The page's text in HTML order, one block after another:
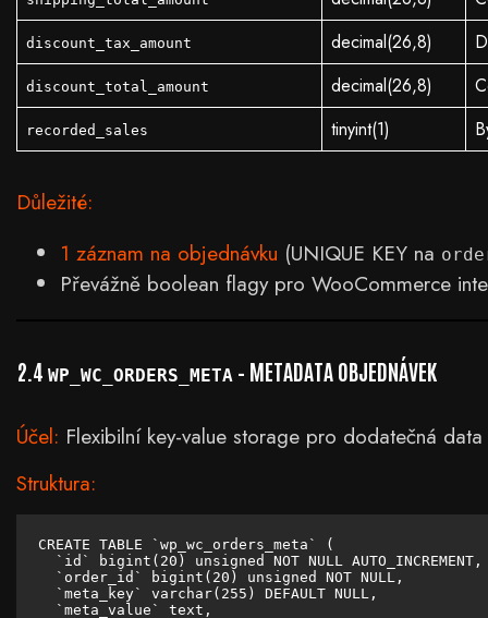
discount_tax_amount decimal(26,8)
discount_total_amount decimal(26,8)
recorded_sales tinyint(1)
Důležité:
1 záznam na objednávku (UNIQUE KEY na
Převážně boolean flagy pro WooCommerce
2.4 WP_WC_ORDERS_META – METADATA OBJEDNÁVEK
Účel: Flexibilní key-value storage pro dodatečná data
Struktura:
CREATE TABLE `wp_wc_orders_meta` (
  `id` bigint(20) unsigned NOT NULL AUTO_INCREMENT,
  `order_id` bigint(20) unsigned NOT NULL,
  `meta_key` varchar(255) DEFAULT NULL,
  `meta_value` text,